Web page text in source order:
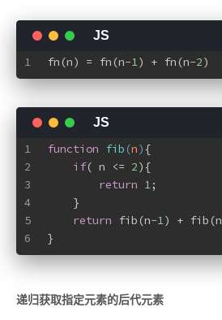
1 fn(n) = fn(n-1) + fn(n-2)
1
2
3
4
5
6
function fib (n) {
if( n <= 2){
return 1;
    }
return fib(n-1) + fib(n
}
递归获取指定元素的后代元素